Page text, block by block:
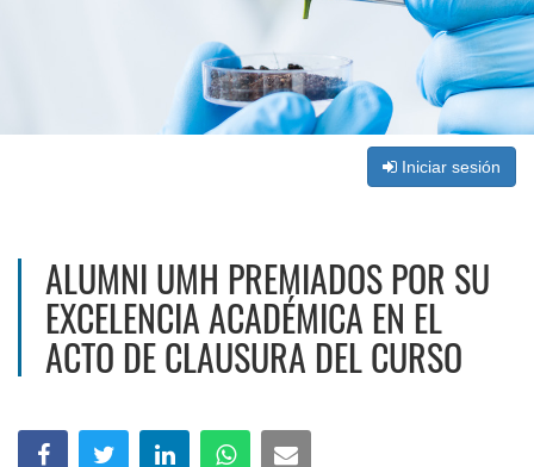
Iniciar sesión
ALUMNI UMH PREMIADOS POR SU
EXCELENCIA ACADÉMICA EN EL
ACTO DE CLAUSURA DEL CURSO